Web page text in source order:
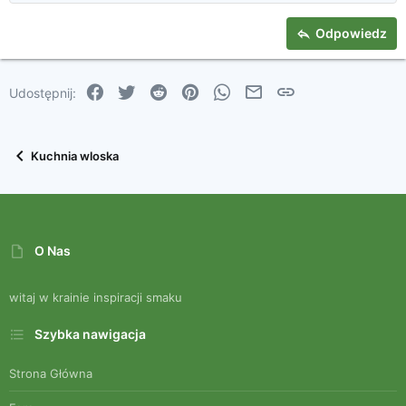
26
Trebuchet MS
Odpowiedz
Udostępnij: Facebook
Twitter Reddit PinterestWhatsApp
Email
Kuchnia wloska
O Nas
witaj w krainie inspiracji smaku
Szybka nawigacja
Strona Główna